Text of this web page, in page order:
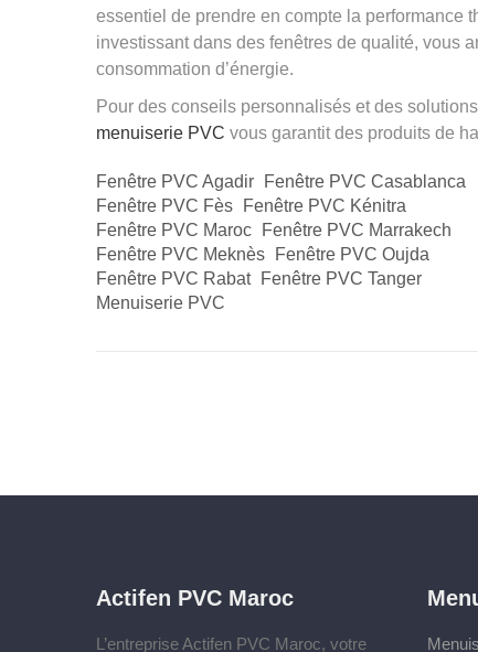
essentiel de prendre en compte la performance
investissant dans des fenêtres de qualité, vous
consommation d’énergie.
Pour des conseils personnalisés et des
menuiserie PVC vous garantit des produits de
Fenêtre PVC Agadir
Fenêtre PVC Casablanca
Fenêtre PVC Fès
Fenêtre PVC Kénitra
Fenêtre PVC Maroc
Fenêtre PVC Marrakech
Fenêtre PVC Meknès
Fenêtre PVC Oujda
Fenêtre PVC Rabat
Fenêtre PVC Tanger
Menuiserie PVC
Actifen PVC Maroc
L’entreprise Actifen PVC Maroc, votre